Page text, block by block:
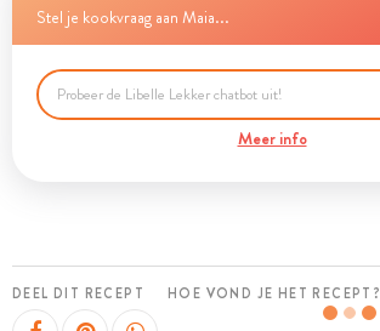
Stel je kookvraag aan Maia...
Meer info
DEEL DIT RECEPT HOE VOND JE HET RECEPT?